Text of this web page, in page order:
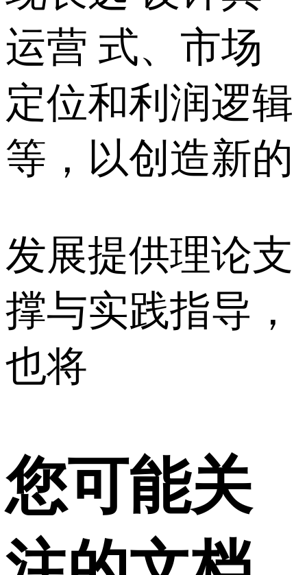
运营 式、市场
定位和利润逻辑
等，以创造新的
发展提供理论支
撑与实践指导，
也将
您可能关